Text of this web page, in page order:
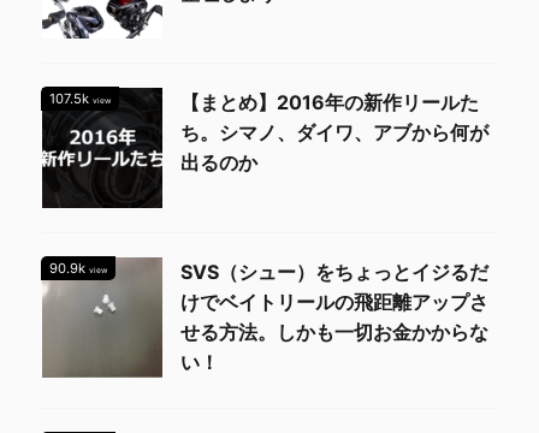
107.5k view
【まとめ】2016年の新作リールた
ち。シマノ、ダイワ、アブから何が
出るのか
90.9k view
SVS（シュー）をちょっとイジるだ
けでベイトリールの飛距離アップさ
せる方法。しかも一切お金かからな
い！